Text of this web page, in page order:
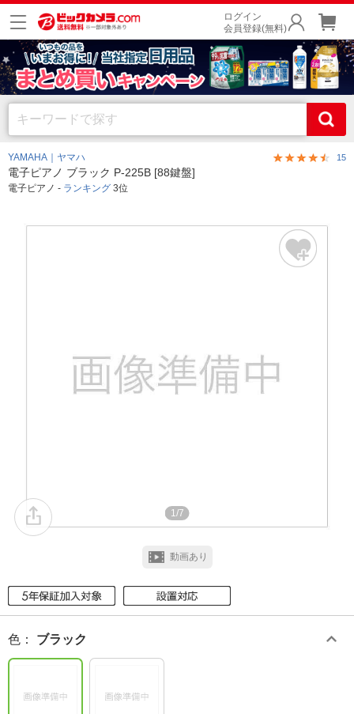
ログイン
会員登録(無料)
YAMAHA｜ヤマハ 15
電子ピアノ ブラック P-225B [88鍵盤]
電子ピアノ - ランキング 3位
1/7
動画あり
色 ： ブラック